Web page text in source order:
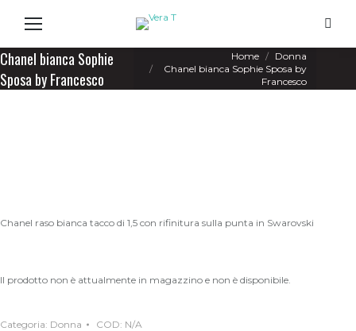
Search:
Chanel bianca Sophie
Sposa by Francesco
Home
Donna
Chanel bianca Sophie Sposa by
Francesco
Chanel raso bianca tacco di 1,5 con rifinitura sulla punta in Swarovski
Il prodotto non è attualmente in magazzino e non è disponibile.
Categoria: Donna COD: N/A